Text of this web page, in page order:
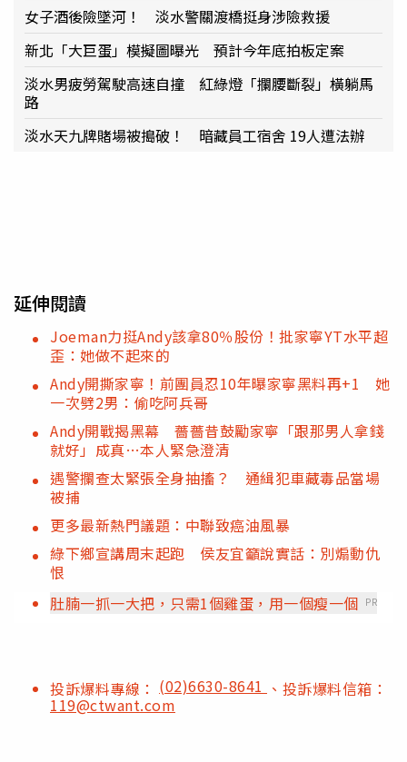
女子酒後險墜河！ 淡水警關渡橋挺身涉險救援
新北「大巨蛋」模擬圖曝光 預計今年底拍板定案
淡水男疲勞駕駛高速自撞 紅綠燈「攔腰斷裂」橫躺馬
路
淡水天九牌賭場被搗破！ 暗藏員工宿舍 19人遭法辦
延伸閱讀
Joeman力挺Andy該拿80％股份！批家寧YT水平超
歪：她做不起來的
Andy開撕家寧！前團員忍10年曝家寧黑料再+1 她
一次劈2男：偷吃阿兵哥
Andy開戰揭黑幕 薔薔昔鼓勵家寧「跟那男人拿錢
就好」成真…本人緊急澄清
遇警攔查太緊張全身抽搐？ 通緝犯車藏毒品當場
被捕
更多最新熱門議題：中聯致癌油風暴
綠下鄉宣講周末起跑 侯友宜籲說實話：別煽動仇
恨
肚腩一抓一大把，只需1個雞蛋，用一個瘦一個 PR
投訴爆料專線： (02)6630-8641 、投訴爆料信箱：
119@ctwant.com